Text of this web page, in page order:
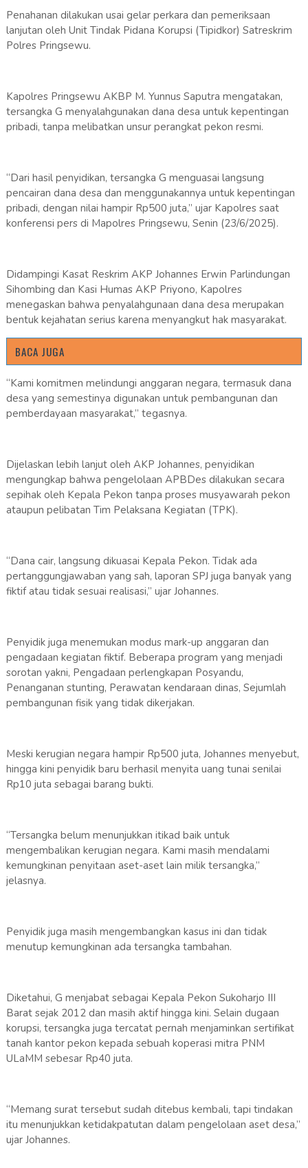
Penahanan dilakukan usai gelar perkara dan pemeriksaan
lanjutan oleh Unit Tindak Pidana Korupsi (Tipidkor) Satreskrim
Polres Pringsewu.
Kapolres Pringsewu AKBP M. Yunnus Saputra mengatakan,
tersangka G menyalahgunakan dana desa untuk kepentingan
pribadi, tanpa melibatkan unsur perangkat pekon resmi.
“Dari hasil penyidikan, tersangka G menguasai langsung
pencairan dana desa dan menggunakannya untuk kepentingan
pribadi, dengan nilai hampir Rp500 juta,” ujar Kapolres saat
konferensi pers di Mapolres Pringsewu, Senin (23/6/2025).
Didampingi Kasat Reskrim AKP Johannes Erwin Parlindungan
Sihombing dan Kasi Humas AKP Priyono, Kapolres
menegaskan bahwa penyalahgunaan dana desa merupakan
bentuk kejahatan serius karena menyangkut hak masyarakat.
BACA JUGA
“Kami komitmen melindungi anggaran negara, termasuk dana
desa yang semestinya digunakan untuk pembangunan dan
pemberdayaan masyarakat,” tegasnya.
Dijelaskan lebih lanjut oleh AKP Johannes, penyidikan
mengungkap bahwa pengelolaan APBDes dilakukan secara
sepihak oleh Kepala Pekon tanpa proses musyawarah pekon
ataupun pelibatan Tim Pelaksana Kegiatan (TPK).
“Dana cair, langsung dikuasai Kepala Pekon. Tidak ada
pertanggungjawaban yang sah, laporan SPJ juga banyak yang
fiktif atau tidak sesuai realisasi,” ujar Johannes.
Penyidik juga menemukan modus mark-up anggaran dan
pengadaan kegiatan fiktif. Beberapa program yang menjadi
sorotan yakni, Pengadaan perlengkapan Posyandu,
Penanganan stunting, Perawatan kendaraan dinas, Sejumlah
pembangunan fisik yang tidak dikerjakan.
Meski kerugian negara hampir Rp500 juta, Johannes menyebut,
hingga kini penyidik baru berhasil menyita uang tunai senilai
Rp10 juta sebagai barang bukti.
“Tersangka belum menunjukkan itikad baik untuk
mengembalikan kerugian negara. Kami masih mendalami
kemungkinan penyitaan aset-aset lain milik tersangka,”
jelasnya.
Penyidik juga masih mengembangkan kasus ini dan tidak
menutup kemungkinan ada tersangka tambahan.
Diketahui, G menjabat sebagai Kepala Pekon Sukoharjo III
Barat sejak 2012 dan masih aktif hingga kini. Selain dugaan
korupsi, tersangka juga tercatat pernah menjaminkan sertifikat
tanah kantor pekon kepada sebuah koperasi mitra PNM
ULaMM sebesar Rp40 juta.
“Memang surat tersebut sudah ditebus kembali, tapi tindakan
itu menunjukkan ketidakpatutan dalam pengelolaan aset desa,”
ujar Johannes.